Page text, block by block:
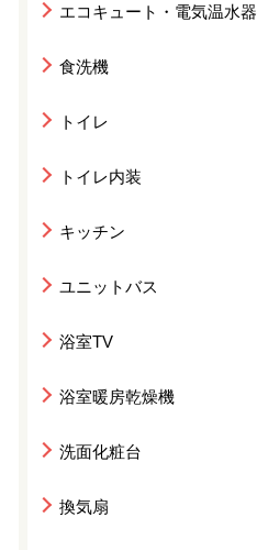
エコキュート・電気温水器
食洗機
トイレ
トイレ内装
キッチン
ユニットバス
浴室TV
浴室暖房乾燥機
洗面化粧台
換気扇